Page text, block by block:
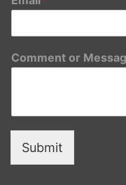
Comment or
Submit